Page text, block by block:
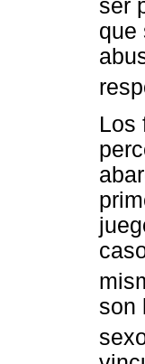
ser
que
Los
son